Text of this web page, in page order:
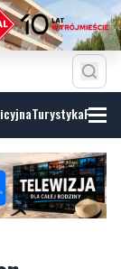
Turystyka